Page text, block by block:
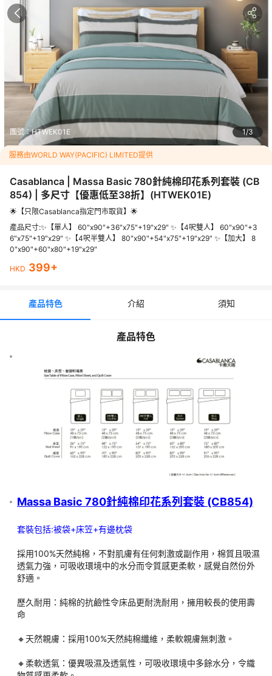
<p><img style="display: block; margin-left: auto; margin-righ
t: auto;" src="https://dimg04.c-ctrip.com/images/2162a1200
0gcxsjxgECC5.jpg" alt="" /></p>
<h3><span style="text-decoration: underline; color: #0000f
f;">Massa Basic 780針純棉印花系列套裝 (CB854)</span></h
3><p>&nbsp;</p><p><span style="color: #0000ff;">套裝包
括:被袋+床笠+有邊枕袋</span></p><p>&nbsp;</p><p>採用1
00%天然純棉，不對肌膚有任何刺激或副作用，棉質且吸濕透氣
力強，可吸收環境中的水分而令質感更柔軟，感覺自然份外舒
適。</p><p>&nbsp;</p><p>歷久耐用：純棉的抗鹼性令床品更
耐洗耐用，擁用較長的使用壽命</p><p>&nbsp;</p><p>🔸天然
sp;</p><p>🔸柔軟透氣：優異吸濕及透氣性，可吸收環境中多餘
水分，令織物質感更柔軟。</p><p>&nbsp;</p><p>🔸抗靜電
性：因其吸濕透氣性強而擁有抗靜電性，給予更親密之睡眠觸
感。</p><p>&nbsp;</p><p>🔸出眾顏色：採用活性印花印染工
藝，令顏色更鮮豔出眾。</p><p>&nbsp;</p><p>🔸歷久耐用：
純棉的抗鹼性令床品更耐洗耐用，擁用較長的使用壽命。</p>
Casablanca | Massa Basic 780針純棉印花系列套裝 (CB854) | 多
✨產品尺寸:【4呎雙人】 60"x90"+36"x75"+19"x29"
✨產品尺寸:【4呎半雙人】 80"x90"+54"x75"+19"x29"
✨產品尺寸:【加大】 80"x90"+60"x80"+19"x29"
📌「訂單日」翌日起計，最快約 4~5 個工作天到貨 (不包括星期六
日及公眾假期)，如遇 產品缺貨 或 其他不可控因素(例如：中秋節、
聖誕節、農歷新年及復活節前後)，有機會延遲到貨。
📌貨品到達 *指定Casablanca專門店 後 會收到 電話 或 WhatsApp
取貨通知，請在收到通知後 4 天內取貨。
須知
預訂須知
責任細則
貨品價格以訂購當日所示為準，優惠不可與其他優惠及折扣同時使
「訂單日」翌日起計，最快約 4~5 個工作天到貨 (不包括星期六
1 3
團號：HTWEK01E
服務由WORLD WAY(PACIFIC) LIMITED提供
Casablanca | Massa Basic 780針純棉印花系列套裝 (CB
854) | 多尺寸【優惠低至38折】 (HTWEK01E)
🌟【只限Casablanca指定門市取貨】🌟
產品尺寸:✨【單人】 60"x90"+36"x75"+19"x29" ✨【4呎雙人】 60"x90"+3
6"x75"+19"x29" ✨【4呎半雙人】 80"x90"+54"x75"+19"x29" ✨【加大】 8
0"x90"+60"x80"+19"x29"
HKD 399+
產品特色 介紹 須知
產品特色
Massa Basic 780針純棉印花系列套裝 (CB854)
套裝包括:被袋+床笠+有邊枕袋
採用100%天然純棉，不對肌膚有任何刺激或副作用，棉質且吸濕
透氣力強，可吸收環境中的水分而令質感更柔軟，感覺自然份外
舒適。
歷久耐用：純棉的抗鹼性令床品更耐洗耐用，擁用較長的使用壽
命
🔸天然親膚：採用100%天然純棉纖維，柔軟親膚無刺激。
🔸柔軟透氣：優異吸濕及透氣性，可吸收環境中多餘水分，令織